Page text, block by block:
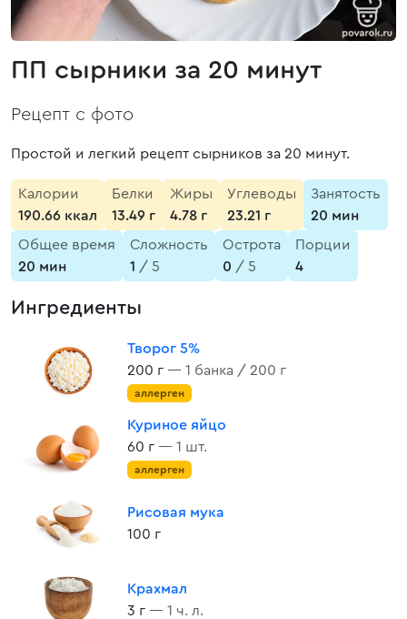
ПП сырники за 20 минут
Рецепт с фото
Простой и легкий рецепт сырников за 20 минут.
Калории
190.66 ккал
Белки
13.49 г
Жиры
4.78 г
Углеводы
23.21 г
Занятость
20 мин
Общее время
20 мин
Сложность
1 / 5
Острота
0 / 5
Порции
4
Ингредиенты
Творог 5%
200 г — 1 банка / 200 г
аллерген
Куриное яйцо
60 г — 1 шт.
аллерген
Рисовая мука
100 г
Крахмал
3 г — 1 ч. л.